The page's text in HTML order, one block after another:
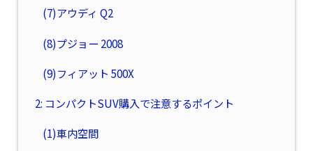
(7)アウディ Q2
(8)プジョー 2008
(9)フィアット 500X
2: コンパクトSUV購入で注意するポイント
(1)車内空間